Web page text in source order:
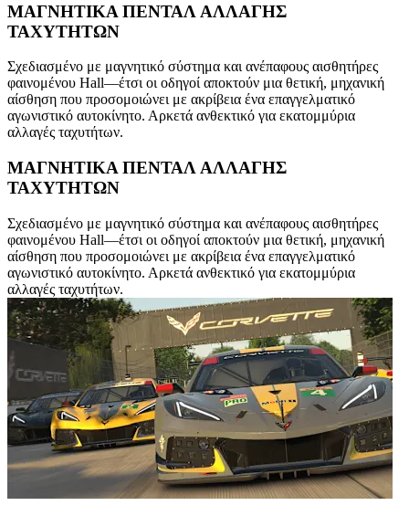
ΜΑΓΝΗΤΙΚΑ ΠΕΝΤΑΛ ΑΛΛΑΓΗΣ
ΤΑΧΥΤΗΤΩΝ
Σχεδιασμένο με μαγνητικό σύστημα και ανέπαφους αισθητήρες
φαινομένου Hall—έτσι οι οδηγοί αποκτούν μια θετική, μηχανική
αίσθηση που προσομοιώνει με ακρίβεια ένα επαγγελματικό
αγωνιστικό αυτοκίνητο. Αρκετά ανθεκτικό για εκατομμύρια
αλλαγές ταχυτήτων.
ΜΑΓΝΗΤΙΚΑ ΠΕΝΤΑΛ ΑΛΛΑΓΗΣ
ΤΑΧΥΤΗΤΩΝ
Σχεδιασμένο με μαγνητικό σύστημα και ανέπαφους αισθητήρες
φαινομένου Hall—έτσι οι οδηγοί αποκτούν μια θετική, μηχανική
αίσθηση που προσομοιώνει με ακρίβεια ένα επαγγελματικό
αγωνιστικό αυτοκίνητο. Αρκετά ανθεκτικό για εκατομμύρια
αλλαγές ταχυτήτων.